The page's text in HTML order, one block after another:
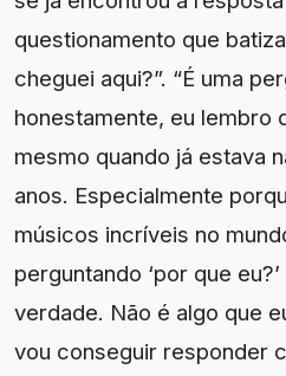
questionamento que
cheguei aqui?”. “É uma
honestamente, eu lembro
mesmo quando já estava
anos. Especialmente
músicos incríveis no
perguntando ‘por que
verdade. Não é algo que
vou conseguir responder